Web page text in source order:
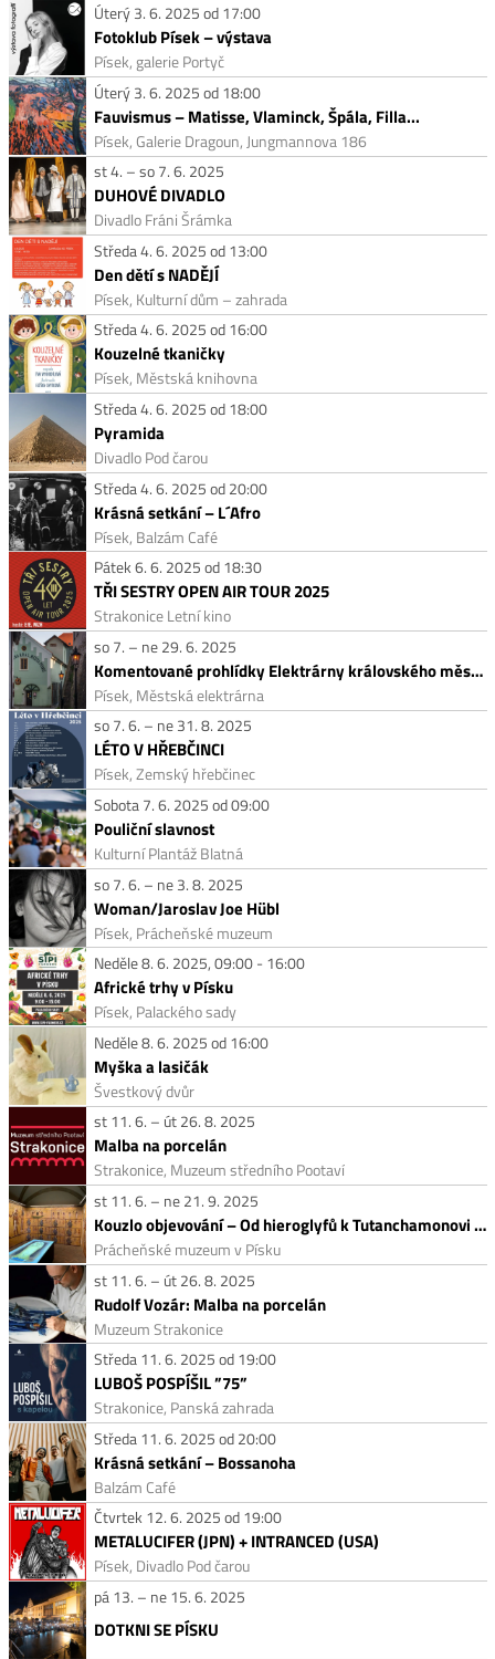
Úterý 3. 6. 2025 od 17:00
Fotoklub Písek – výstava
Písek, galerie Portyč
Úterý 3. 6. 2025 od 18:00
Fauvismus – Matisse, Vlaminck, Špála, Filla...
Písek, Galerie Dragoun, Jungmannova 186
st 4. – so 7. 6. 2025
DUHOVÉ DIVADLO
Divadlo Fráni Šrámka
Středa 4. 6. 2025 od 13:00
Den dětí s NADĚJÍ
Písek, Kulturní dům – zahrada
Středa 4. 6. 2025 od 16:00
Kouzelné tkaničky
Písek, Městská knihovna
Středa 4. 6. 2025 od 18:00
Pyramida
Divadlo Pod čarou
Středa 4. 6. 2025 od 20:00
Krásná setkání – L´Afro
Písek, Balzám Café
Pátek 6. 6. 2025 od 18:30
TŘI SESTRY OPEN AIR TOUR 2025
Strakonice Letní kino
so 7. – ne 29. 6. 2025
Komentované prohlídky Elektrárny královského města Písku
Písek, Městská elektrárna
so 7. 6. – ne 31. 8. 2025
LÉTO V HŘEBČINCI
Písek, Zemský hřebčinec
Sobota 7. 6. 2025 od 09:00
Pouliční slavnost
Kulturní Plantáž Blatná
so 7. 6. – ne 3. 8. 2025
Woman/Jaroslav Joe Hübl
Písek, Prácheňské muzeum
Neděle 8. 6. 2025, 09:00 - 16:00
Africké trhy v Písku
Písek, Palackého sady
Neděle 8. 6. 2025 od 16:00
Myška a lasičák
Švestkový dvůr
st 11. 6. – út 26. 8. 2025
Malba na porcelán
Strakonice, Muzeum středního Pootaví
st 11. 6. – ne 21. 9. 2025
Kouzlo objevování – Od hieroglyfů k Tutanchamonovi / V zahradě Sennedžemově
Prácheňské muzeum v Písku
st 11. 6. – út 26. 8. 2025
Rudolf Vozár: Malba na porcelán
Muzeum Strakonice
Středa 11. 6. 2025 od 19:00
LUBOŠ POSPÍŠIL ”75”
Strakonice, Panská zahrada
Středa 11. 6. 2025 od 20:00
Krásná setkání – Bossanoha
Balzám Café
Čtvrtek 12. 6. 2025 od 19:00
METALUCIFER (JPN) + INTRANCED (USA)
Písek, Divadlo Pod čarou
pá 13. – ne 15. 6. 2025
DOTKNI SE PÍSKU